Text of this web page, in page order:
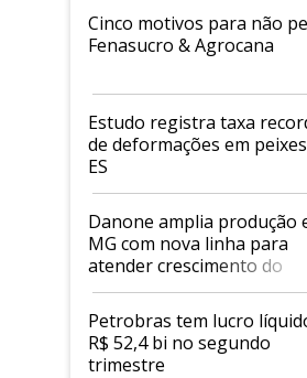
Cinco motivos para não
Fenasucro & Agrocana
Estudo registra taxa
de deformações em
ES
Danone amplia produção
MG com nova linha para
atender crescimento do
mercado de alimentos
proteicos
Petrobras tem lucro
R$ 52,4 bi no segundo
trimestre